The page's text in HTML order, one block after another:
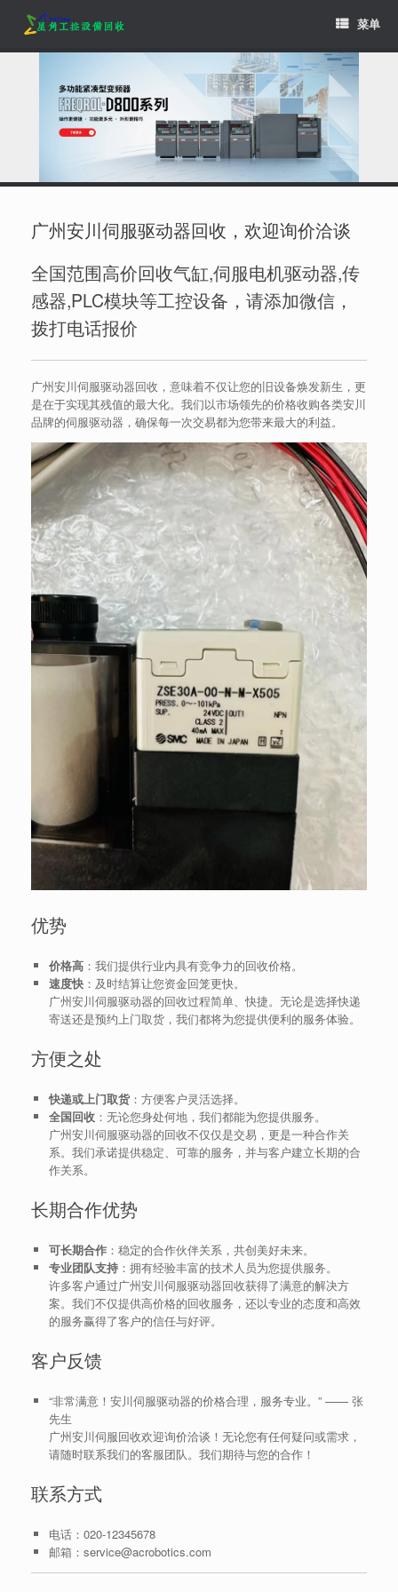
content
菜单
广州安川伺服驱动器回收，欢迎询价洽谈
全国范围高价回收气缸,伺服电机驱动器,传
感器,PLC模块等工控设备，请添加微信，
拨打电话报价
广州安川伺服驱动器回收，意味着不仅让您的旧设备焕发新生，更
是在于实现其残值的最大化。我们以市场领先的价格收购各类安川
品牌的伺服驱动器，确保每一次交易都为您带来最大的利益。
优势
价格高：我们提供行业内具有竞争力的回收价格。
速度快：及时结算让您资金回笼更快。
广州安川伺服驱动器的回收过程简单、快捷。无论是选择快递
寄送还是预约上门取货，我们都将为您提供便利的服务体验。
方便之处
快递或上门取货：方便客户灵活选择。
全国回收：无论您身处何地，我们都能为您提供服务。
广州安川伺服驱动器的回收不仅仅是交易，更是一种合作关
系。我们承诺提供稳定、可靠的服务，并与客户建立长期的合
作关系。
长期合作优势
可长期合作：稳定的合作伙伴关系，共创美好未来。
专业团队支持：拥有经验丰富的技术人员为您提供服务。
许多客户通过广州安川伺服驱动器回收获得了满意的解决方
案。我们不仅提供高价格的回收服务，还以专业的态度和高效
的服务赢得了客户的信任与好评。
客户反馈
“非常满意！安川伺服驱动器的价格合理，服务专业。” —— 张
先生
广州安川伺服回收欢迎询价洽谈！无论您有任何疑问或需求，
请随时联系我们的客服团队。我们期待与您的合作！
联系方式
电话：020-12345678
邮箱：service@acrobotics.com